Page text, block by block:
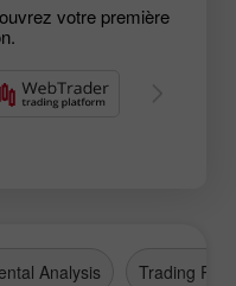
votre première
Analysis Trading Plan